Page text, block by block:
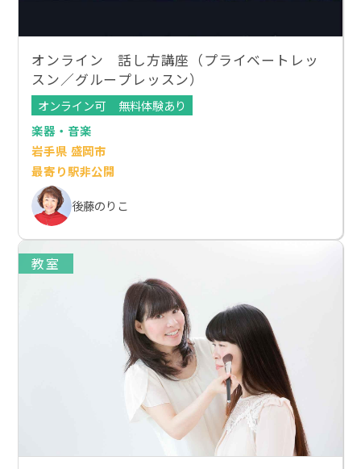
オンライン 話し方講座（プライベートレッ
スン／グループレッスン）
オンライン可
無料体験あり
楽器・音楽
岩手県 盛岡市
最寄り駅非公開
後藤のりこ
教室